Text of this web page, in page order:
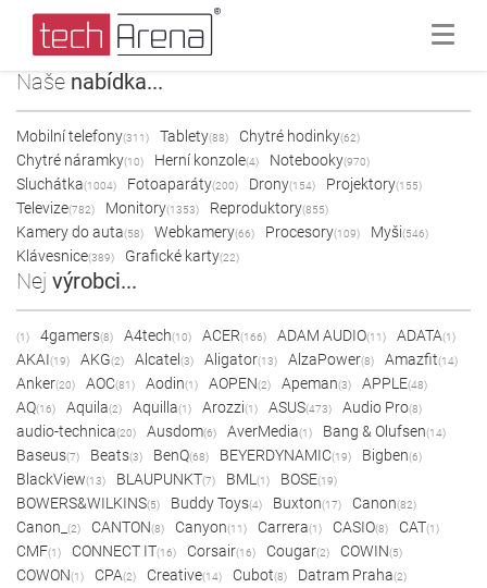
Naše nabídka...
Mobilní telefony(311) Tablety(88) Chytré hodinky(62)
Chytré náramky(10) Herní konzole(4) Notebooky(970)
Sluchátka(1004) Fotoaparáty(200) Drony(154) Projektory(155)
Televize(782) Monitory(1353) Reproduktory(855)
Kamery do auta(58) Webkamery(66) Procesory(109) Myši(546)
Klávesnice(389) Grafické karty(22)
Nej výrobci...
(1) 4gamers(8) A4tech(10) ACER(166) ADAM AUDIO(11) ADATA(1)
AKAI(19) AKG(2) Alcatel (3) Aligator(13) AlzaPower(8) Amazfit(14)
Anker(20) AOC(81) Aodin(1) AOPEN(2) Apeman(3) APPLE(48)
AQ(16) Aquila(2) Aquilla(1) Arozzi(1) ASUS(473) Audio Pro(8)
audio-technica(20) Ausdom(6) AverMedia(1) Bang & Olufsen(14)
Baseus(7) Beats(3) BenQ(68) BEYERDYNAMIC(19) Bigben(6)
BlackView(13) BLAUPUNKT(7) BML (1) BOSE(19)
BOWERS&WILKINS(5) Buddy Toys(4) Buxton(17) Canon(82)
Canon_ (2) CANTON(8) Canyon(11) Carrera(1) CASIO(8) CAT(1)
CMF(1) CONNECT IT(16) Corsair(16) Cougar(2) COWIN(5)
COWON(1) CPA(2) Creative(14) Cubot(8) Datram Praha(2)